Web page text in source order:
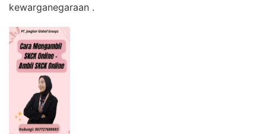
kewarganegaraan .